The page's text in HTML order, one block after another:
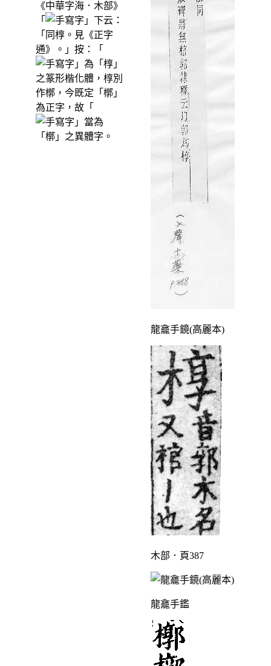
《中華字海．木部》
「
」下云：
「同椁。見《正字
通》。」按：「
」為「椁」
之篆形楷化體，椁別
作槨，今既定「槨」
為正字，故「
」當為
「槨」之異體字。
龍龕手鏡(高麗本)
木部．頁387
龍龕手鑑